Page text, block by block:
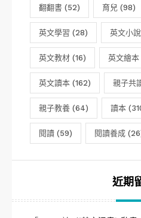
翻翻書 (52) 育兒 (98)
英文學習 (28) 英文小說
英文教材 (16) 英文繪本
英文讀本 (162) 親子共
親子教養 (64) 讀本
閱讀 (59) 閱讀養成
近期